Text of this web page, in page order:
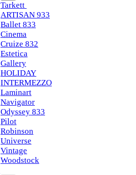
Tarkett
ARTISAN 933
Ballet 833
Cinema
Cruize 832
Estetica
Gallery
HOLIDAY
INTERMEZZO
Laminart
Navigator
Odyssey 833
Pilot
Robinson
Universe
Vintage
Woodstock